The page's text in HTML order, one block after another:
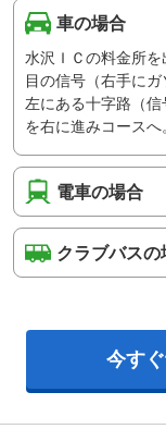
車の場合
水沢ＩＣの料金所
目の信号（右手に
左にある十字路（
を右に進みコースへ
電車の場合
クラブバスの
今す